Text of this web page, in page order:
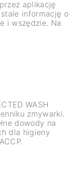
aplikację
stale informację o
i wszędzie. Na
WASH
zmywarki.
dowody na
dla higieny